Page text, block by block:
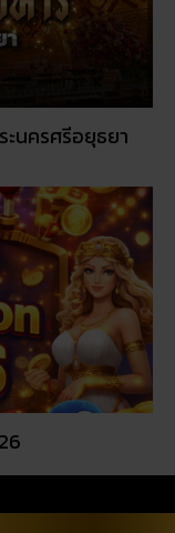
นครศรีอยุธยา